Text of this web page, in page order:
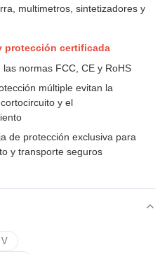
multimetros, sintetizadores y
protección certificada
normas FCC, CE y RoHS
múltiple evitan la
y el
de protección exclusiva para
y transporte seguros
V